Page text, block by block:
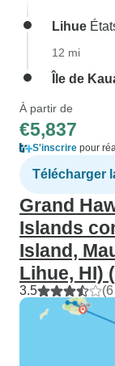
Lihue
12 mi
Île de
À partir de
€5,837
S'inscrire pour
Télécharger
Grand
Islands
Island,
Lihue, HI)
3.5